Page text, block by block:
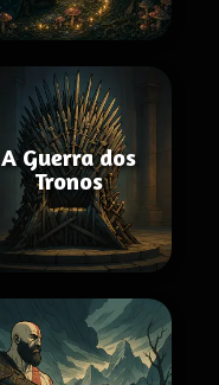
A Guerra dos
Tronos